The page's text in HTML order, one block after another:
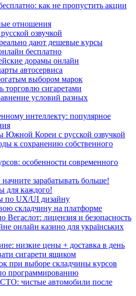
как не пропустить акции
отношения
озвучкой
дают дешевые курсы
бесплатно
дорамы онлайн
автосервиса
выбором марок
торговлю сигаретами
условий разных
интеллекту: популярное
Южной Кореи с русской озвучкой
к сохранению собственного
особенности современного
зарабатывать больше!
для каждого!
по UX/UI дизайну
складчину на платформе
Вегаслот: лицензия и безопасность
онлайн казино для українських
низкие цены + доставка в день
сигарети ящиком
при выборе складчины курсов
программированию
чистые автомобили после